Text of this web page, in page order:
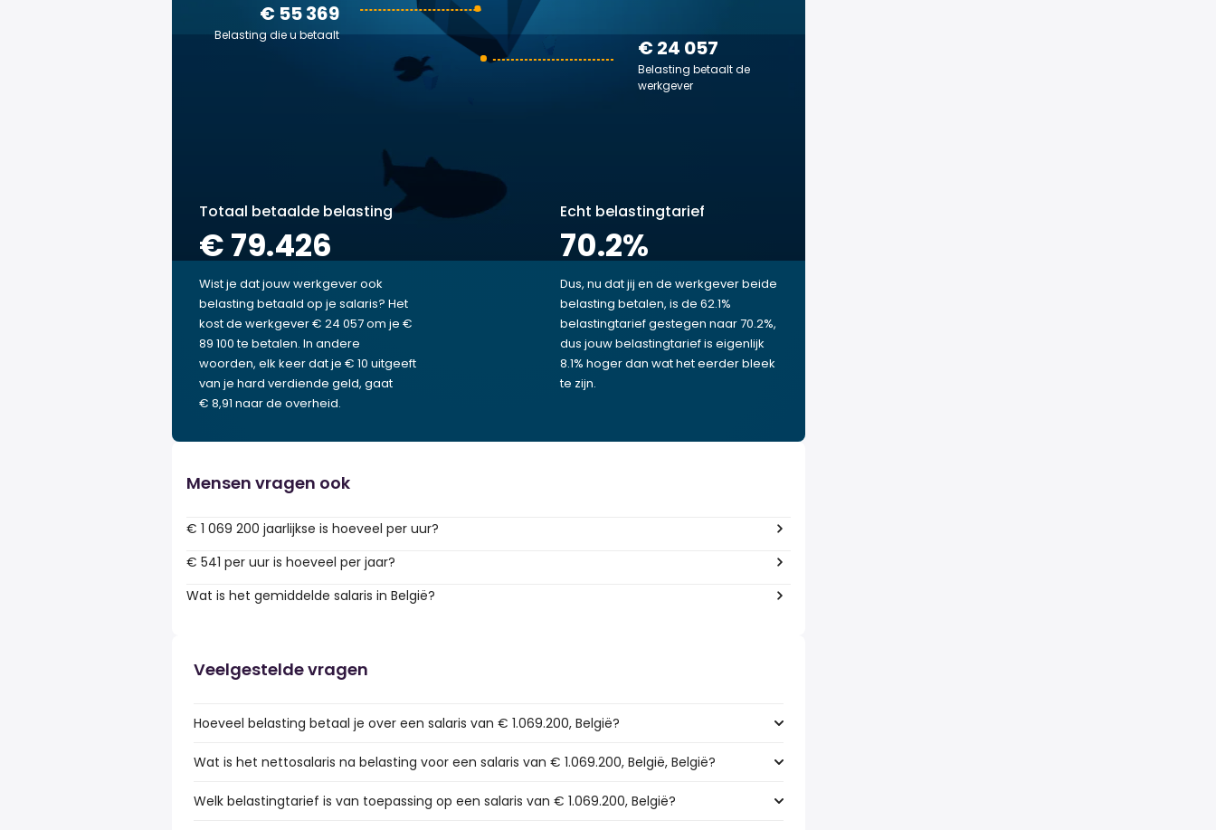
€ 24 057
Belasting betaalt de
werkgever
€ 55 369
Belasting die u betaalt
Totaal betaalde belasting
€ 79.426
Wist je dat jouw werkgever ook
belasting betaald op je salaris? Het
kost de werkgever € 24 057 om je €
89 100 te betalen. In andere
woorden, elk keer dat je € 10 uitgeeft
van je hard verdiende geld, gaat
€ 8,91 naar de overheid.
Echt belastingtarief
70.2%
Dus, nu dat jij en de werkgever beide
belasting betalen, is de 62.1%
belastingtarief gestegen naar 70.2%,
dus jouw belastingtarief is eigenlijk
8.1% hoger dan wat het eerder bleek
te zijn.
Mensen vragen ook
€ 1 069 200 jaarlijkse is hoeveel per uur?
€ 541 per uur is hoeveel per jaar?
Wat is het gemiddelde salaris in België?
Veelgestelde vragen
Hoeveel belasting betaal je over een salaris van € 1.069.200, België?
Wat is het nettosalaris na belasting voor een salaris van € 1.069.200, België, België?
Welk belastingtarief is van toepassing op een salaris van € 1.069.200, België?